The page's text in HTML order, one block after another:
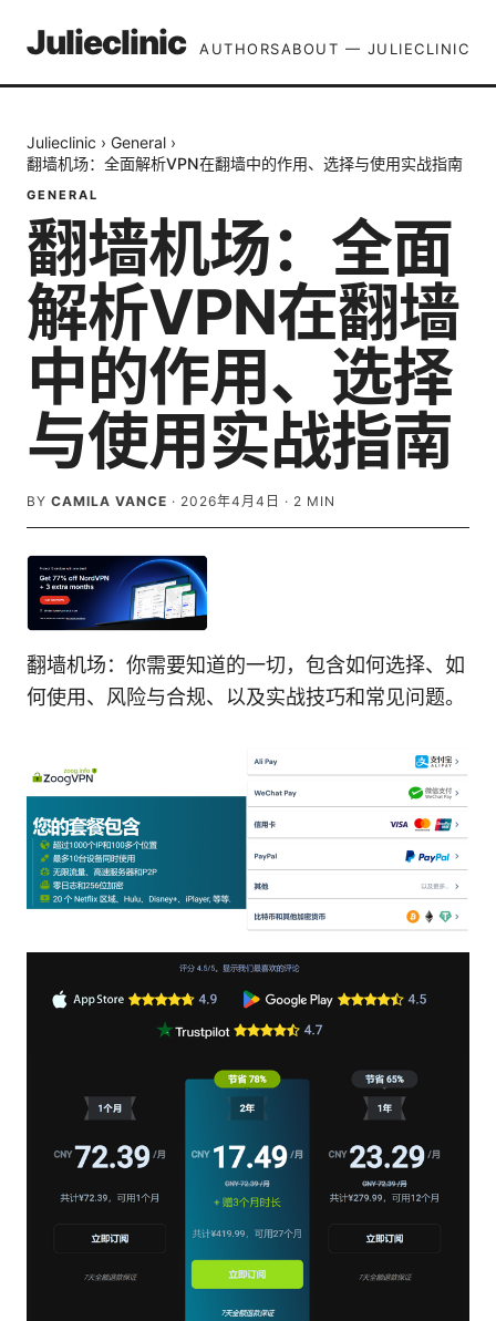
Julieclinic AUTHORSABOUT — JULIECLINIC
Julieclinic › General ›
翻墙机场：全面解析VPN在翻墙中的作用、选择与使用实战指南
GENERAL
翻墙机场：全面
解析VPN在翻墙
中的作用、选择
与使用实战指南
BY CAMILA VANCE · 2026年4月4日 · 2 MIN
翻墙机场：你需要知道的一切，包含如何选择、如
何使用、风险与合规、以及实战技巧和常见问题。